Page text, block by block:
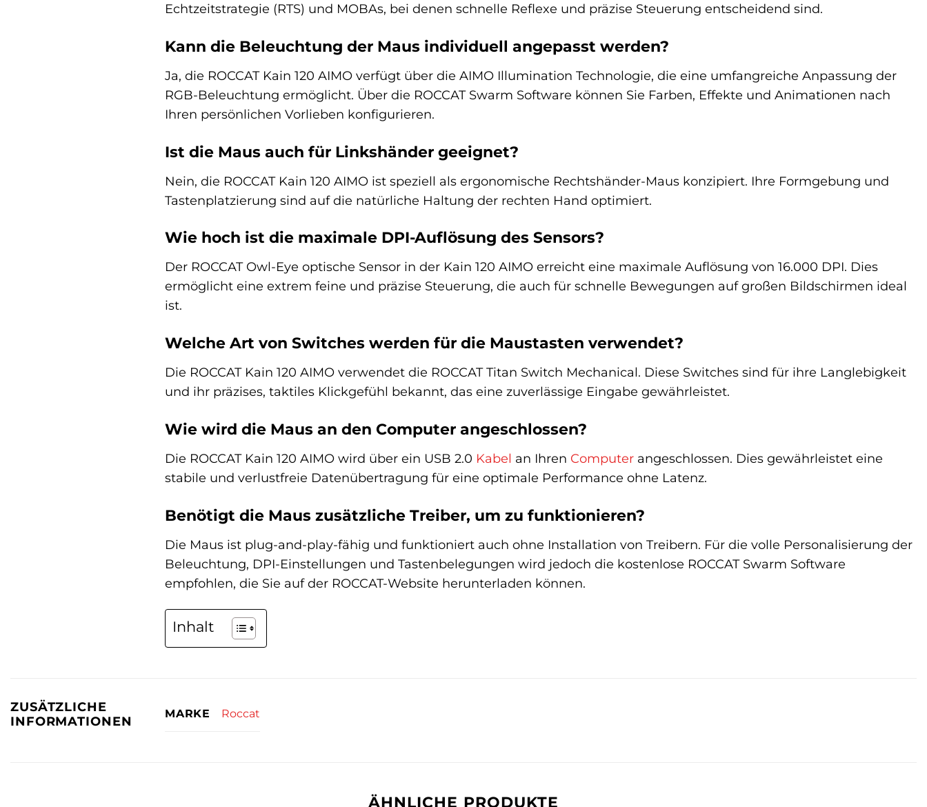
Echtzeitstrategie (RTS) und MOBAs, bei denen schnelle Reflexe und präzise Steuerung entscheidend sind.
Kann die Beleuchtung der Maus individuell angepasst werden?
Ja, die ROCCAT Kain 120 AIMO verfügt über die AIMO Illumination Technologie, die eine umfangreiche Anpassung der
RGB-Beleuchtung ermöglicht. Über die ROCCAT Swarm Software können Sie Farben, Effekte und Animationen nach
Ihren persönlichen Vorlieben konfigurieren.
Ist die Maus auch für Linkshänder geeignet?
Nein, die ROCCAT Kain 120 AIMO ist speziell als ergonomische Rechtshänder-Maus konzipiert. Ihre Formgebung und
Tastenplatzierung sind auf die natürliche Haltung der rechten Hand optimiert.
Wie hoch ist die maximale DPI-Auflösung des Sensors?
Der ROCCAT Owl-Eye optische Sensor in der Kain 120 AIMO erreicht eine maximale Auflösung von 16.000 DPI. Dies
ermöglicht eine extrem feine und präzise Steuerung, die auch für schnelle Bewegungen auf großen Bildschirmen ideal
ist.
Welche Art von Switches werden für die Maustasten verwendet?
Die ROCCAT Kain 120 AIMO verwendet die ROCCAT Titan Switch Mechanical. Diese Switches sind für ihre Langlebigkeit
und ihr präzises, taktiles Klickgefühl bekannt, das eine zuverlässige Eingabe gewährleistet.
Wie wird die Maus an den Computer angeschlossen?
Die ROCCAT Kain 120 AIMO wird über ein USB 2.0 Kabel an Ihren Computer angeschlossen. Dies gewährleistet eine
stabile und verlustfreie Datenübertragung für eine optimale Performance ohne Latenz.
Benötigt die Maus zusätzliche Treiber, um zu funktionieren?
Die Maus ist plug-and-play-fähig und funktioniert auch ohne Installation von Treibern. Für die volle Personalisierung der
Beleuchtung, DPI-Einstellungen und Tastenbelegungen wird jedoch die kostenlose ROCCAT Swarm Software
empfohlen, die Sie auf der ROCCAT-Website herunterladen können.
Inhalt
ZUSÄTZLICHE
INFORMATIONEN
MARKE Roccat
ÄHNLICHE PRODUKTE